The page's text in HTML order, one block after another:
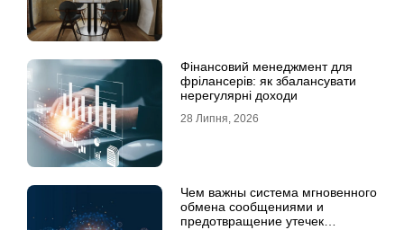
Фінансовий менеджмент для
фрілансерів: як збалансувати
нерегулярні доходи
28 Липня, 2026
Чем важны система мгновенного
обмена сообщениями и
предотвращение утечек